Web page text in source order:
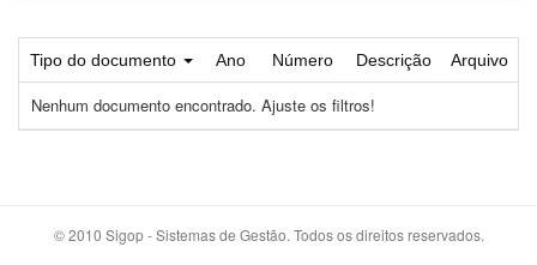
Tipo do documento Ano Número Descrição Arquivo
Nenhum documento encontrado. Ajuste os filtros!
© 2010 Sigop - Sistemas de Gestão. Todos os direitos reservados.